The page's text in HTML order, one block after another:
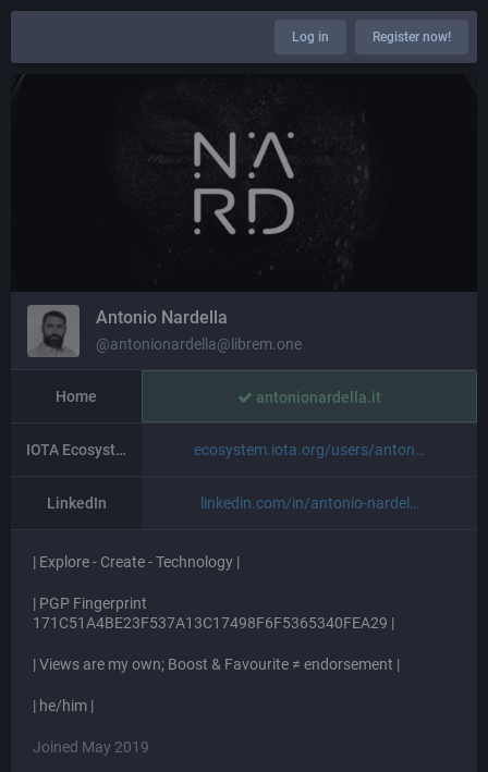
Log in Register now!
Antonio Nardella
@antonionardella@librem.one
Home antonionardella.it
IOTA Ecosystem ecosystem.iota.org/users/anton
LinkedIn linkedin.com/in/antonio-nardel
| Explore - Create - Technology |
| PGP Fingerprint
171C51A4BE23F537A13C17498F6F5365340FEA29 |
| Views are my own; Boost & Favourite ≠ endorsement |
| he/him |
Joined May 2019